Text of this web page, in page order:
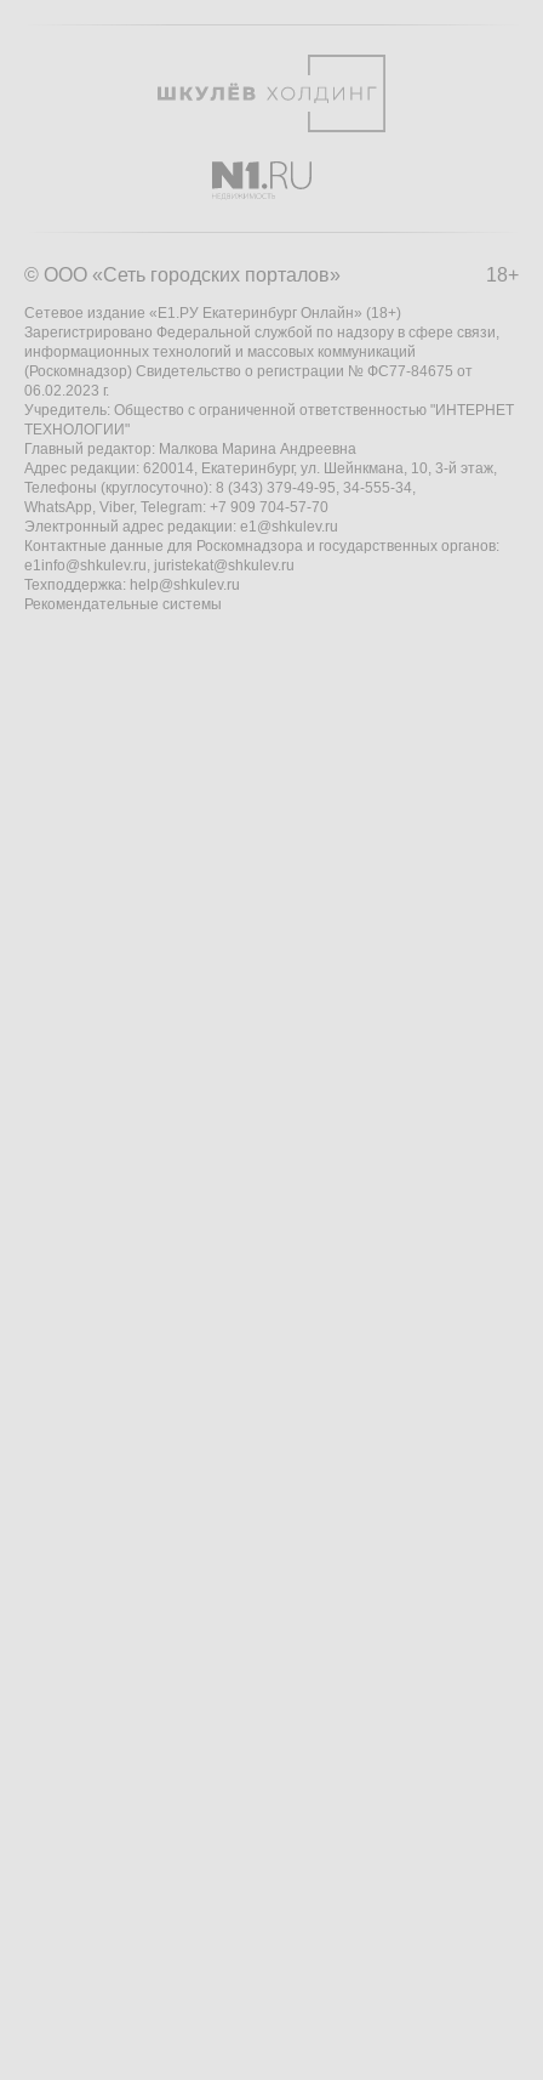
18+
© ООО «Сеть городских порталов»
Сетевое издание «Е1.РУ Екатеринбург Онлайн» (18+)
Зарегистрировано Федеральной службой по надзору в сфере связи,
информационных технологий и массовых коммуникаций
(Роскомнадзор) Свидетельство о регистрации № ФС77-84675 от
06.02.2023 г.
Учредитель: Общество с ограниченной ответственностью "ИНТЕРНЕТ
ТЕХНОЛОГИИ"
Главный редактор: Малкова Марина Андреевна
Адрес редакции: 620014, Екатеринбург, ул. Шейнкмана, 10, 3-й этаж,
Телефоны (круглосуточно): 8 (343) 379-49-95, 34-555-34,
WhatsApp, Viber, Telegram: +7 909 704-57-70
Электронный адрес редакции: e1@shkulev.ru
Контактные данные для Роскомнадзора и государственных органов:
e1info@shkulev.ru, juristekat@shkulev.ru
Техподдержка: help@shkulev.ru
Рекомендательные системы